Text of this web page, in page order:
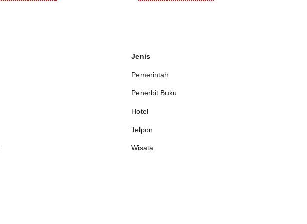
Jenis
Pemerintah
Penerbit Buku
Hotel
Telpon
Wisata